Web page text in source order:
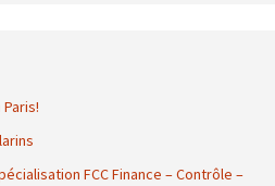
FCC Finance – Contrôle –